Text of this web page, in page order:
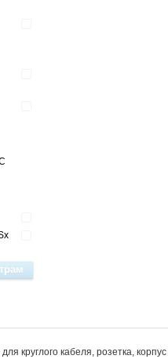
круглого кабеля, розетка, корпус